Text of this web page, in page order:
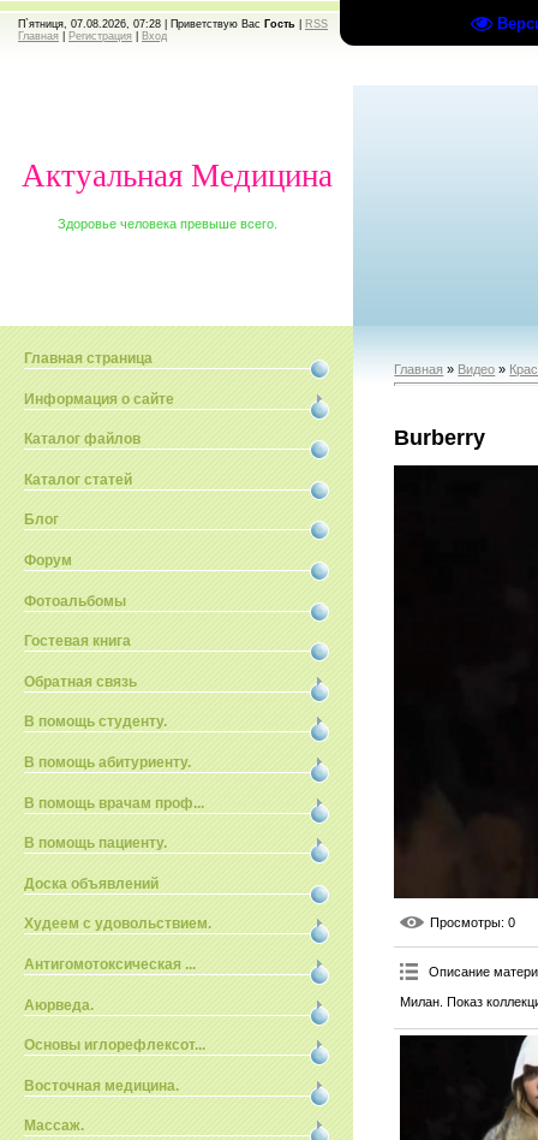
П`ятниця, 07.08.2026, 07:28 | Приветствую Вас Гость
RSS
Главная
Регистрация Вход
Актуальная Медицина
Здоровье человека превыше всего.
Главная страница
Информация о сайте
Каталог файлов
Каталог статей
Блог
Форум
Фотоальбомы
Гостевая книга
Обратная связь
В помощь студенту.
В помощь абитуриенту.
В помощь врачам проф...
В помощь пациенту.
Доска объявлений
Худеем с удовольствием.
Антигомотоксическая ...
Аюрведа.
Основы иглорефлексот...
Восточная медицина.
Массаж.
Главная » Видео »
Burberry
Просмотры: 0
Описание
Милан. Показ